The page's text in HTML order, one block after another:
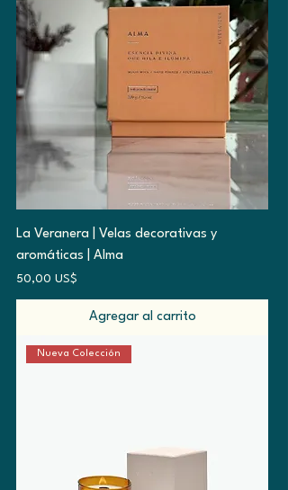
La Veranera | Velas decorativas y
aromáticas | Alma
Precio
50,00 US$
Agregar al carrito
Nueva Colección